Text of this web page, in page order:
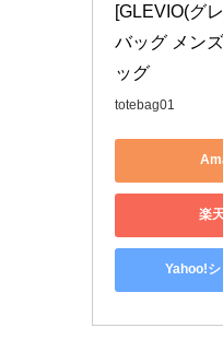
[GLEVIO(グ
バッグ メン
ッグ
totebag01
楽
Yahoo!